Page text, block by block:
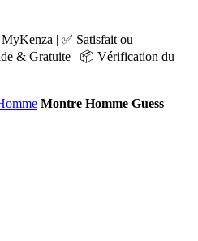
| ✅ Satisfait ou
& Gratuite | 📦 Vérification du
Montre Homme Guess